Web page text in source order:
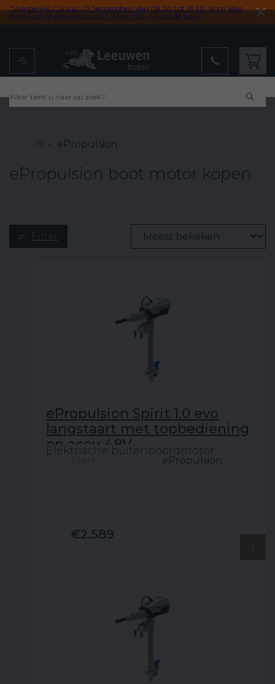
"Vaarbewijs Cursus - 12 September! Van 08:30 tot 16:30. Kom alles
leren voor je vaaravontuur!" (Meer info, klik op de balk)
Menu
- ePropulsion
ePropulsion boot motor kopen
Filter
ePropulsion Spirit 1.0 evo
langstaart met topbediening
en accu 48V
Elektrische buitenboordmotor
ePropulsion
€2.589